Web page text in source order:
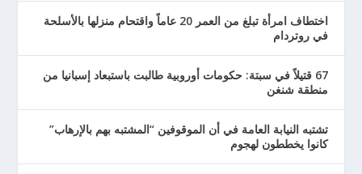
اختطاف امرأة تبلغ من العمر 20 عاماً واقتحام منزلها بالأسلحة
في روتردام
67 قتيلاً في سبتة: حكومات أوروبية طالبت باستبعاد إسبانيا من
منطقة شنغن
تشتبه النيابة العامة في أن الموقوفين “المشتبه بهم بالإرهاب”
كانوا يخططون لهجوم